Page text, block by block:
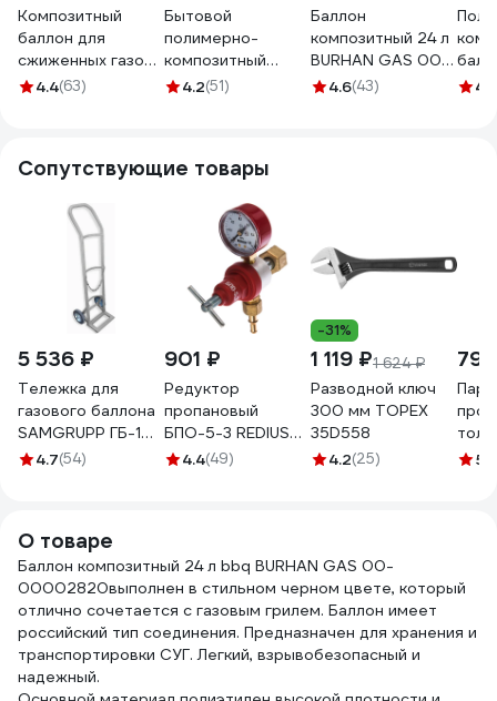
Композитный
баллон для
сжиженных газов
(24.5 л; LPG/СУГ)
4.4(63)
Бытовой
полимерно-
композитный
газовый баллон
К001 RSV24.5RED
4.2(51)
Баллон
композитный 24 л
BURHAN GAS 00-
00000376
4.6(43) 4.5
Сопутствующие товары
5 536 ₽
Тележка для
газового баллона
SAMGRUPP ГБ-1
SAMP-078100001
4.7(54)
901 ₽
Редуктор
пропановый
БПО-5-3 REDIUS
012011
4.4(49)
-31%
1 119 ₽1 624 ₽
Разводной ключ
300 мм TOPEX
35D558
4.2(25) 5
О товаре
Баллон композитный 24 л bbq BURHAN GAS 00-
00002820выполнен в стильном черном цвете, который
отлично сочетается с газовым грилем. Баллон имеет
российский тип соединения. Предназначен для хранения и
транспортировки СУГ. Легкий, взрывобезопасный и
надежный.